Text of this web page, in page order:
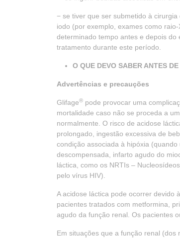
− se tiver que ser submetido à
iodo (por exemplo, exames como
determinado tempo antes e depois
tratamento durante este período.
O QUE DEVO SABER ANTES
Advertências e precauções
Glifage® pode provocar uma
mortalidade caso não se proceda a
normalmente. O risco de acidose
prolongado, ingestão excessiva de
condição associada à hipóxia
descompensada, infarto agudo do
láctica, como os NRTIs –
pelo vírus HIV).
A acidose láctica pode ocorrer devido
pacientes tratados com metformina,
agudo da função renal. Os pacientes
Em situações que a função renal